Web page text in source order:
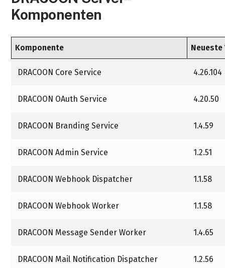
Komponenten
Komponente Neueste
DRACOON Core Service 4.26.104
DRACOON OAuth Service 4.20.50
DRACOON Branding Service 1.4.59
DRACOON Admin Service 1.2.51
DRACOON Webhook Dispatcher 1.1.58
DRACOON Webhook Worker 1.1.58
DRACOON Message Sender Worker 1.4.65
DRACOON Mail Notification Dispatcher 1.2.56